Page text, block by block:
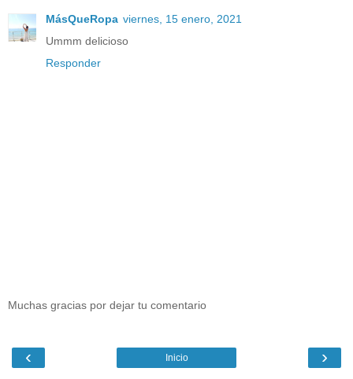
MásQueRopa viernes, 15 enero, 2021
Ummm delicioso
Responder
Muchas gracias por dejar tu comentario
‹ ›
Inicio